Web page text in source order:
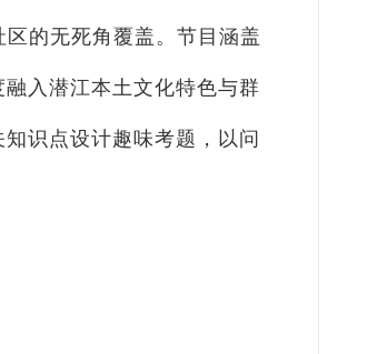
的无死角覆盖。节目涵盖
入潜江本土文化特色与群
识点设计趣味考题，以问